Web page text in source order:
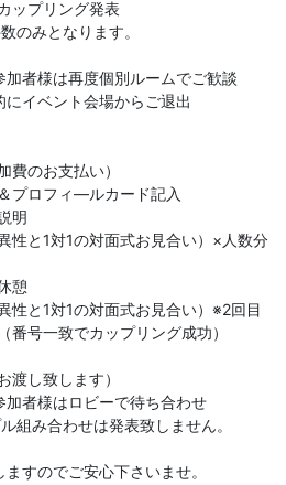
ップリング発表
のみとなります。
者様は再度個別ルームでご歓談
イベント会場からご退出
のお支払い）
プロフィ―ルカード記入
明
と1対1の対面式お見合い）×人数分
憩
と1対1の対面式お見合い）※2回目
号一致でカップリング成功）
し致します）
者様はロビーで待ち合わせ
組み合わせは発表致しません。
すのでご安心下さいませ。